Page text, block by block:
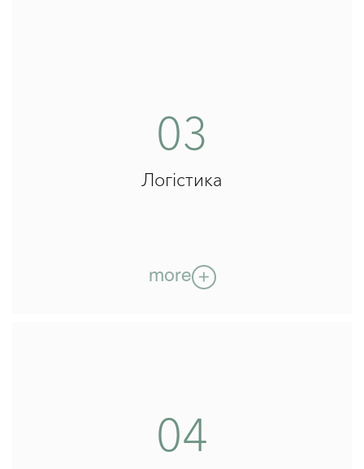
продуктам і нашим клієнтам. Наше виробництво є
нейтральним за рівнем викиду вуглекислого газу.
відповідальне управління ланцюгами постачань
мінімізує негативний вплив на навколишнє
03
Логістика
more
Логістика і транспортування відіграють важливу роль
у діяльності будь-якої компанії.
04